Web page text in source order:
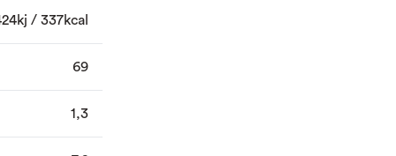
/ 337kcal
69
1,3